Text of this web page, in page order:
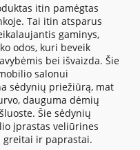
itin pamėgtas
Tai itin atsparus
gaminys,
odos, kuri beveik
bei išvaizda. Šie
salonui
sėdynių priežiūrą, mat
dauguma dėmių
Šie sėdynių
įprastas veliūrines
greitai ir paprastai.